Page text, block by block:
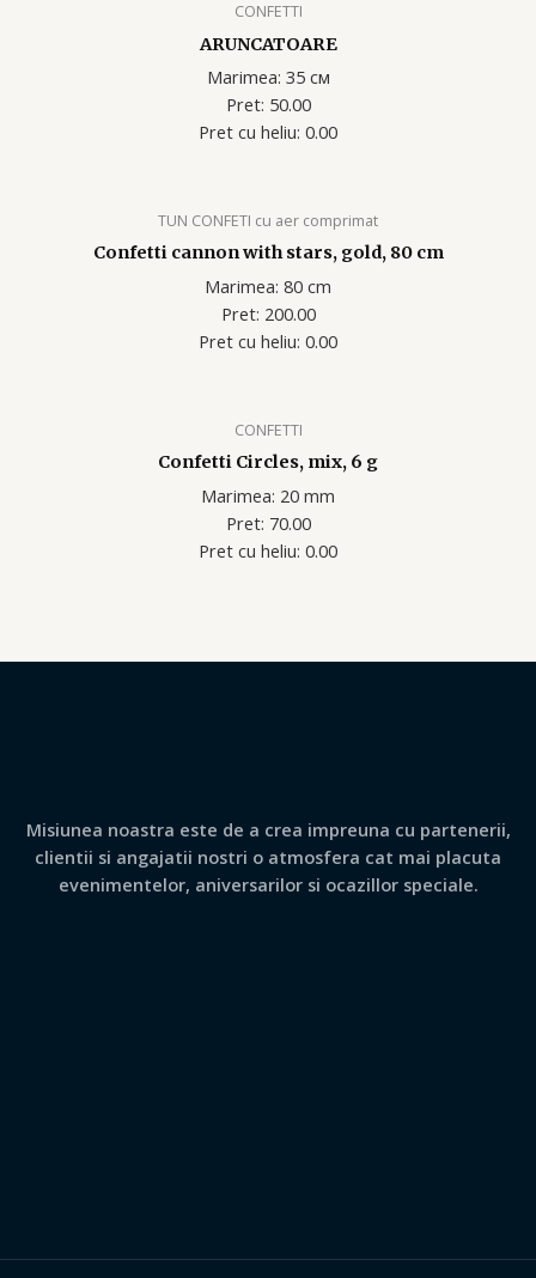
CONFETTI
ARUNCATOARE
Marimea: 35 см
Pret: 50.00
Pret cu heliu: 0.00
TUN CONFETI cu aer comprimat
Confetti cannon with stars, gold, 80 cm
Marimea: 80 cm
Pret: 200.00
Pret cu heliu: 0.00
CONFETTI
Confetti Circles, mix, 6 g
Marimea: 20 mm
Pret: 70.00
Pret cu heliu: 0.00
Misiunea noastra este de a crea impreuna cu partenerii,
clientii si angajatii nostri o atmosfera cat mai placuta
evenimentelor, aniversarilor si ocazillor speciale.